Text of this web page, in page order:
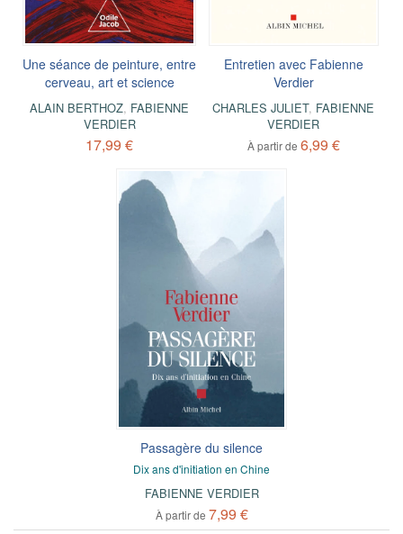
Une séance de peinture, entre
cerveau, art et science
ALAIN BERTHOZ, FABIENNE
VERDIER
17,99 €
Entretien avec Fabienne
Verdier
CHARLES JULIET, FABIENNE
VERDIER
À partir de 6,99 €
Passagère du silence
Dix ans d'initiation en Chine
FABIENNE VERDIER
À partir de 7,99 €